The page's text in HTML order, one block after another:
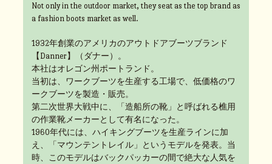
Not only in the outdoor market, they seat as the top brand as
a fashion boots market as well.
1932年創業のアメリカのアウトドアブーツブランド
【Danner】（ダナー）。
本社はオレゴン州ポートランド。
当初は、ワークブーツを生産する工場で、低価格のワ
ークブーツを製造・販売。
第二次世界大戦中に、「造船所の靴」と呼ばれる樵用
の作業靴メーカーとして有名になった。
1960年代には、ハイキングブーツを生産ラインに加
え、「マウンテントレイル」というモデルを発表。当
時、このモデルはバックパッカーの間で絶大な人気を